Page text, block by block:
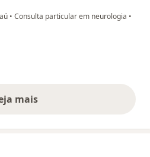
• Consulta particular em neurologia •
Miklos Oliveira
mais
opiniões acima